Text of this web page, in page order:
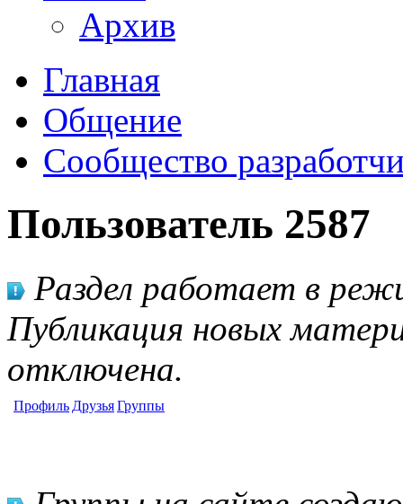
Архив
Главная
Общение
Сообщество
Пользователь 2587
Раздел работает в
Публикация новых
отключена.
Профиль ДрузьяГруппы